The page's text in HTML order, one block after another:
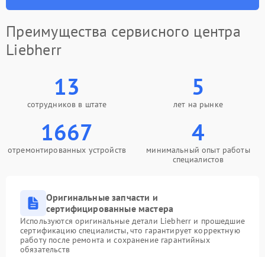
Преимущества сервисного центра
Liebherr
13
сотрудников в штате
5
лет на рынке
1667
отремонтированных устройств
4
минимальный опыт работы
специалистов
Оригинальные запчасти и
сертифицированные мастера
Используются оригинальные детали Liebherr и прошедшие
сертификацию специалисты, что гарантирует корректную
работу после ремонта и сохранение гарантийных
обязательств